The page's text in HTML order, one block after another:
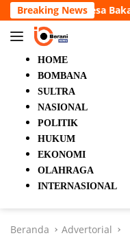
Langsung
ke
konten
Breaking News
Website dan Tanda
HOME
BOMBANA
SULTRA
NASIONAL
POLITIK
HUKUM
EKONOMI
OLAHRAGA
INTERNASIONAL
Beranda Advertorial